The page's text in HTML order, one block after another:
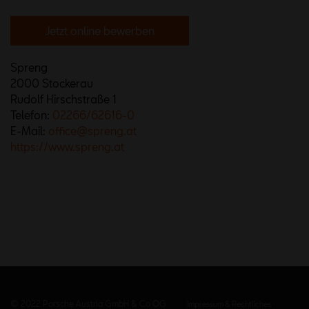
Spreng
2000 Stockerau
Rudolf Hirschstraße 1
Telefon:
E-Mail: